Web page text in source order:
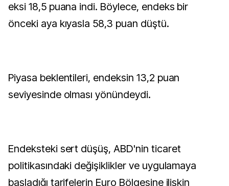
eksi 18,5 puana indi. Böylece, endeks bir
önceki aya kıyasla 58,3 puan düştü.
Piyasa beklentileri, endeksin 13,2 puan
seviyesinde olması yönündeydi.
Endeksteki sert düşüş, ABD'nin ticaret
politikasındaki değişiklikler ve uygulamaya
başladığı tarifelerin Euro Bölgesine ilişkin